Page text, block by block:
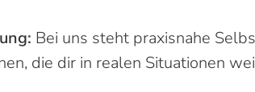
Bei uns steht praxisnahe
die dir in realen Situationen